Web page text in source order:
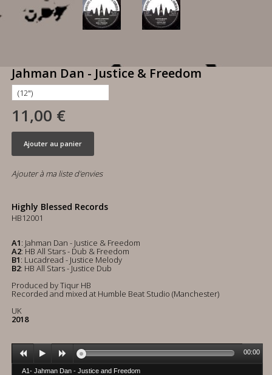
Jahman Dan - Justice & Freedom
11,00 €
Ajouter au panier
Ajouter à ma liste d'envies
Highly Blessed Records
HB12001
A1: Jahman Dan - Justice & Freedom
A2: HB All Stars - Dub & Freedom
B1: Lucadread - Justice Melody
B2: HB All Stars - Justice Dub
Produced by Tiqur HB
Recorded and mixed at Humble Beat Studio (Manchester)
UK
2018
A1- Jahman Dan - Justice and Freedom
00:00